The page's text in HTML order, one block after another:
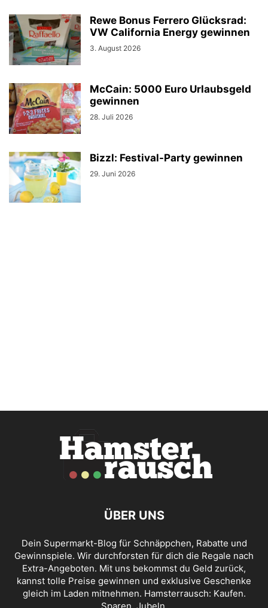
Rewe Bonus Ferrero Glücksrad:
VW California Energy gewinnen
3. August 2026
McCain: 5000 Euro Urlaubsgeld
gewinnen
28. Juli 2026
Bizzl: Festival-Party gewinnen
29. Juni 2026
ÜBER UNS
Dein Supermarkt-Blog für Schnäppchen, Rabatte und
Gewinnspiele. Wir durchforsten für dich die Regale nach
Extra-Angeboten. Mit uns bekommst du Geld zurück,
kannst tolle Preise gewinnen und exklusive Geschenke
gleich im Laden mitnehmen. Hamsterrausch: Kaufen.